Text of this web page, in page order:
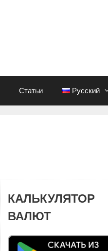
Статьи Русский
КАЛЬКУЛЯТОР
ВАЛЮТ